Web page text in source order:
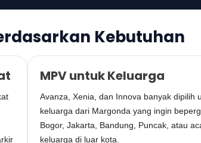
Kebutuhan
MPV untuk Keluarga
Avanza, Xenia, dan Innova banyak dipilih
keluarga dari Margonda yang ingin
Bogor, Jakarta, Bandung, Puncak, atau
keluarga di luar kota.